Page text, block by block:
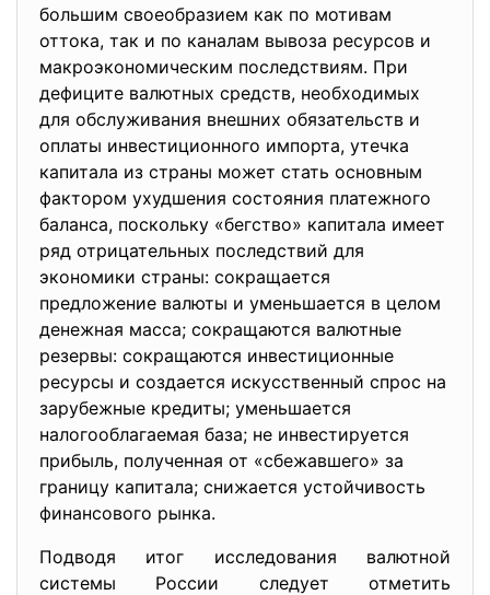
большим своеобразием как по мотивам
оттока, так и по каналам вывоза ресурсов и
макроэкономическим последствиям. При
дефиците валютных средств, необходимых
для обслуживания внешних обязательств и
оплаты инвестиционного импорта, утечка
капитала из страны может стать основным
фактором ухудшения состояния платежного
баланса, поскольку «бегство» капитала имеет
ряд отрицательных последствий для
экономики страны: сокращается
предложение валюты и уменьшается в целом
денежная масса; сокращаются валютные
резервы: сокращаются инвестиционные
ресурсы и создается искусственный спрос на
зарубежные кредиты; уменьшается
налогооблагаемая база; не инвестируется
прибыль, полученная от «сбежавшего» за
границу капитала; снижается устойчивость
финансового рынка.
Подводя итог исследования валютной
системы России следует отметить